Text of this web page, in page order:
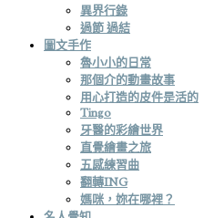
異界行錄
過節 過結
圖文手作
魯小小的日常
那個介的動畫故事
用心打造的皮件是活的
Tingo
牙醫的彩繪世界
直覺繪畫之旅
五感練習曲
翻轉ING
媽咪，妳在哪裡？